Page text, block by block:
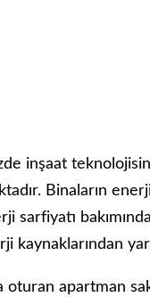
inşaat
Binaların
sarfiyatı
kaynaklarından
oturan apartman